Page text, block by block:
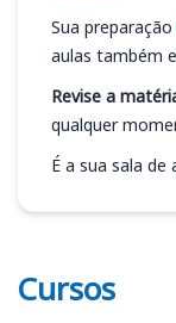
Sua preparação
aulas também
Revise a
qualquer
É a sua sala de
Cursos